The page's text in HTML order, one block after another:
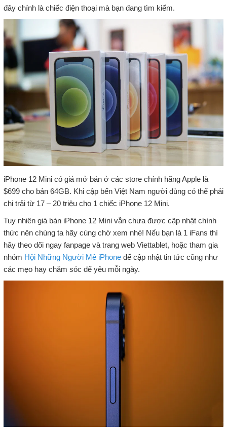
đây chính là chiếc điện thoại mà bạn đang tìm kiếm.
iPhone 12 Mini có giá mở bán ở các store chính hãng Apple là
$699 cho bản 64GB. Khi cập bến Việt Nam người dùng có thể phải
chi trải từ 17 – 20 triệu cho 1 chiếc iPhone 12 Mini.
Tuy nhiên giá bán iPhone 12 Mini vẫn chưa được cập nhật chính
thức nên chúng ta hãy cùng chờ xem nhé! Nếu bạn là 1 iFans thì
hãy theo dõi ngay fanpage và trang web Viettablet, hoặc tham gia
nhóm Hội Những Người Mê iPhoneđể cập nhật tin tức cũng như
các mẹo hay chăm sóc dế yêu mỗi ngày.